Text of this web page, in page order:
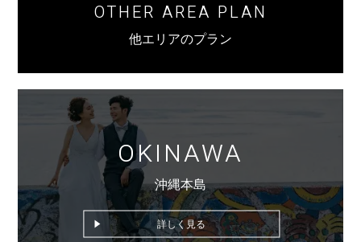
OTHER AREA PLAN
他エリアのプラン
OKINAWA
沖縄本島
詳しく見る